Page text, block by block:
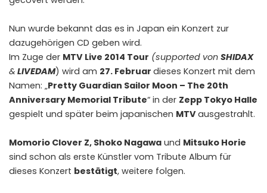
Nun wurde bekannt das es in Japan ein Konzert zur
dazugehörigen CD geben wird.
Im Zuge der MTV Live 2014 Tour (supported von SHIDAX
& LIVEDAM) wird am 27. Februar dieses Konzert mit dem
Namen: „Pretty Guardian Sailor Moon – The 20th
Anniversary Memorial Tribute“ in der Zepp Tokyo Halle
gespielt und später beim japanischen MTVausgestrahlt.
Momorio Clover Z, Shoko Nagawa und Mitsuko Horie
sind schon als erste Künstler vom Tribute Album für
dieses Konzert bestätigt, weitere folgen.